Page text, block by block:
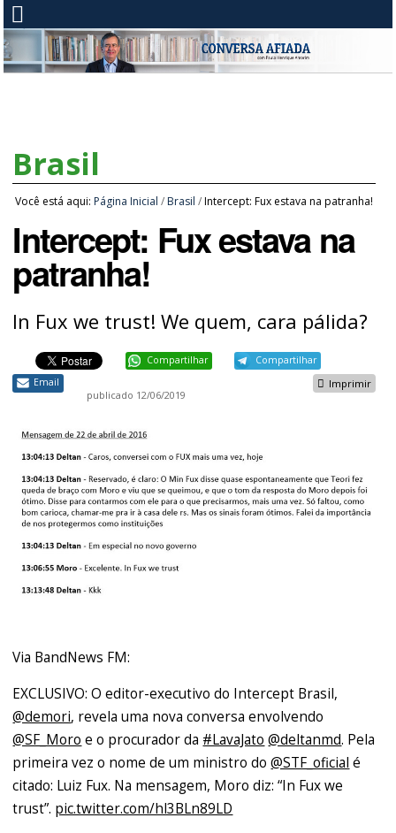
Brasil
Você está aqui: Página Inicial / Brasil /Intercept: Fux estava na patranha!
Intercept: Fux estava na
patranha!
In Fux we trust! We quem, cara pálida?
Compartilhar
Compartilhar
Email
Imprimir
publicado 12/06/2019
Via BandNews FM:
EXCLUSIVO: O editor-executivo do Intercept Brasil,
@demori, revela uma nova conversa envolvendo
@SF_Moro e o procurador da #LavaJato @deltanmd. Pela
primeira vez o nome de um ministro do@STF_oficial é
citado: Luiz Fux. Na mensagem, Moro diz: “In Fux we
trust”. pic.twitter.com/hl3BLn89LD